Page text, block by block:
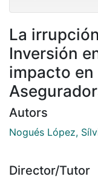
La
Inversión
impacto en
Autors
Nogués López,
Director/Tutor